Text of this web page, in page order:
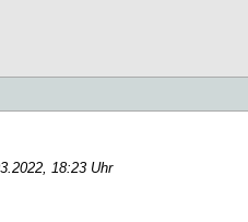
18:23 Uhr